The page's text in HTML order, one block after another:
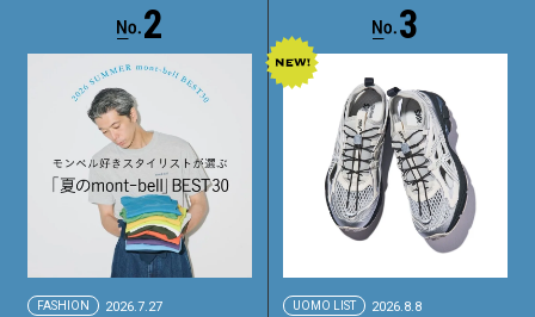
2
FASHION 2026.7.27
3
UOMO LIST 2026.8.8